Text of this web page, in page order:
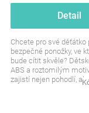
Detail
Chcete pro své děťátko
bezpečné ponožky, ve
bude cítit skvěle?
ABS a roztomilým
zajistí nejen pohodlí,